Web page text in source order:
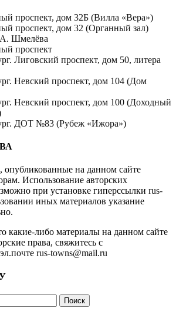
проспект, дом 32Б (Вилла «Вера»)
проспект, дом 32 (Органный зал)
Шмелёва
проспект
Лиговский проспект, дом 50, литера
Невский проспект, дом 104 (Дом
Невский проспект, дом 100 (Доходный
ДОТ №83 (Рубеж «Ижора»)
опубликованные на данном сайте
Использование авторских
при установке гиперссылки rus-
иных материалов указание
какие-либо материалы на данном сайте
права, свяжитесь с
rus-towns@mail.ru